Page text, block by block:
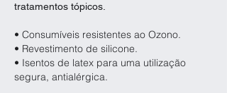
tratamentos tópicos.
• Consumíveis resistentes ao Ozono.
• Revestimento de silicone.
• Isentos de latex para uma utilização
segura, antialérgica.